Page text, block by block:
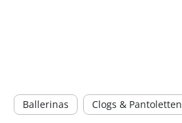
Ballerinas Clogs & Pantoletten